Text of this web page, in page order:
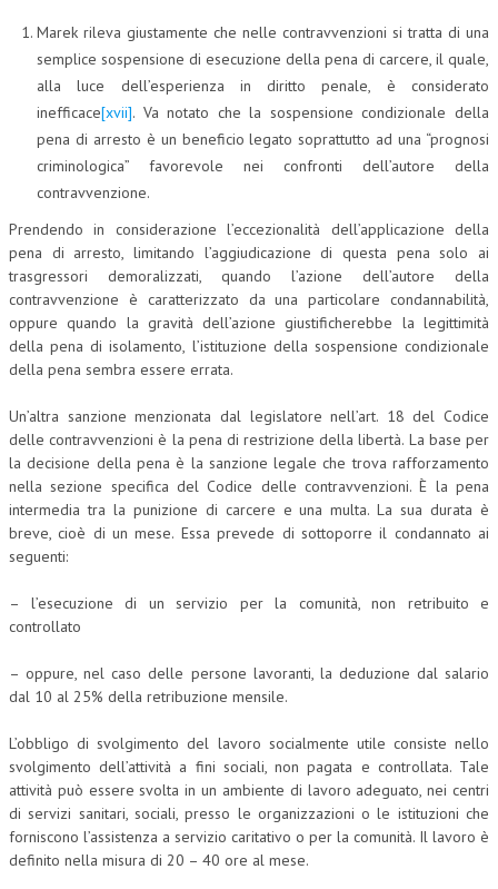
Marek rileva giustamente che nelle contravvenzioni si tratta di una
semplice sospensione di esecuzione della pena di carcere, il quale,
alla luce dell’esperienza in diritto penale, è considerato
inefficace[xvii]. Va notato che la sospensione condizionale della
pena di arresto è un beneficio legato soprattutto ad una “prognosi
criminologica” favorevole nei confronti dell’autore della
contravvenzione.
Prendendo in considerazione l’eccezionalità dell’applicazione della
pena di arresto, limitando l’aggiudicazione di questa pena solo ai
trasgressori demoralizzati, quando l’azione dell’autore della
contravvenzione è caratterizzato da una particolare condannabilità,
oppure quando la gravità dell’azione giustificherebbe la legittimità
della pena di isolamento, l’istituzione della sospensione condizionale
della pena sembra essere errata.
Un’altra sanzione menzionata dal legislatore nell’art. 18 del Codice
delle contravvenzioni è la pena di restrizione della libertà. La base per
la decisione della pena è la sanzione legale che trova rafforzamento
nella sezione specifica del Codice delle contravvenzioni. È la pena
intermedia tra la punizione di carcere e una multa. La sua durata è
breve, cioè di un mese. Essa prevede di sottoporre il condannato ai
seguenti:
– l’esecuzione di un servizio per la comunità, non retribuito e
controllato
– oppure, nel caso delle persone lavoranti, la deduzione dal salario
dal 10 al 25% della retribuzione mensile.
L’obbligo di svolgimento del lavoro socialmente utile consiste nello
svolgimento dell’attività a fini sociali, non pagata e controllata. Tale
attività può essere svolta in un ambiente di lavoro adeguato, nei centri
di servizi sanitari, sociali, presso le organizzazioni o le istituzioni che
forniscono l’assistenza a servizio caritativo o per la comunità. Il lavoro è
definito nella misura di 20 – 40 ore al mese.